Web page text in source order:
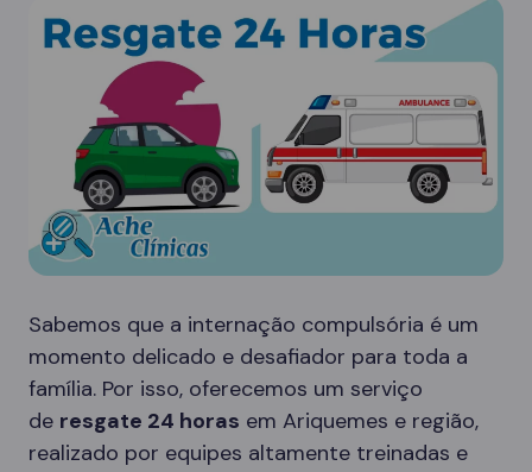
Sabemos que a internação compulsória é um
momento delicado e desafiador para toda a
família. Por isso, oferecemos um serviço
de resgate 24 horas em Ariquemes e região,
realizado por equipes altamente treinadas e